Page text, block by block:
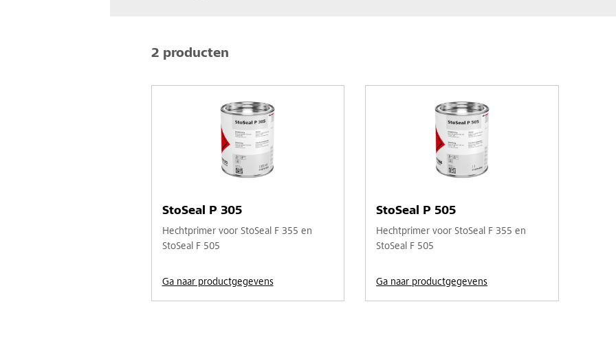
2 producten
StoSeal P 305
Hechtprimer voor StoSeal F 355 en
StoSeal F 505
Ga naar productgegevens
StoSeal P 505
Hechtprimer voor StoSeal F 355 en
StoSeal F 505
Ga naar productgegevens